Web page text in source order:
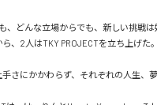
、どんな立場からでも、新しい挑戦は
、2人はTKY PROJECTを立ち上げた。
さにかかわらず、それぞれの人生、